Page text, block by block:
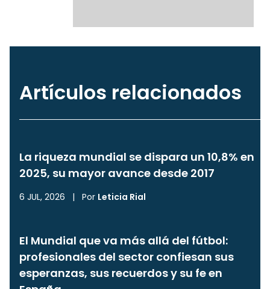
Artículos relacionados
La riqueza mundial se dispara un 10,8% en
2025, su mayor avance desde 2017
6 JUL, 2026 | Por Leticia Rial
El Mundial que va más allá del fútbol:
profesionales del sector confiesan sus
esperanzas, sus recuerdos y su fe en